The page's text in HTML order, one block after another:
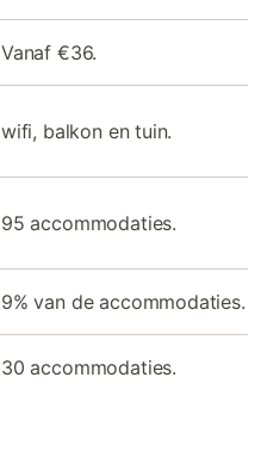
Vanaf €36.
wifi, balkon en tuin.
95 accommodaties.
9% van de accommodaties.
30 accommodaties.